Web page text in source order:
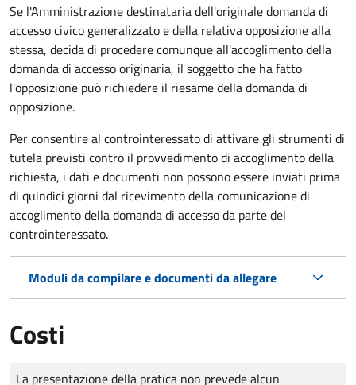
Se l'Amministrazione destinataria dell'originale domanda di
accesso civico generalizzato e della relativa opposizione alla
stessa, decida di procedere comunque all'accoglimento della
domanda di accesso originaria, il soggetto che ha fatto
l'opposizione può richiedere il riesame della domanda di
opposizione.
Per consentire al controinteressato di attivare gli strumenti di
tutela previsti contro il provvedimento di accoglimento della
richiesta, i dati e documenti non possono essere inviati prima
di quindici giorni dal ricevimento della comunicazione di
accoglimento della domanda di accesso da parte del
controinteressato.
Moduli da compilare e documenti da allegare
Costi
Tipo di pagamento
Importo
La presentazione della pratica non prevede alcun